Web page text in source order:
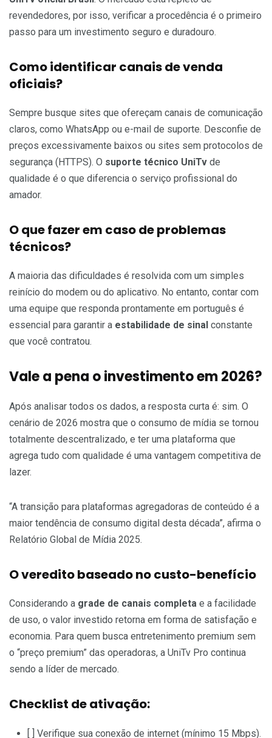
revendedores, por isso, verificar a procedência é o primeiro
passo para um investimento seguro e duradouro.
Como identificar canais de venda
oficiais?
Sempre busque sites que ofereçam canais de comunicação
claros, como WhatsApp ou e-mail de suporte. Desconfie de
preços excessivamente baixos ou sites sem protocolos de
segurança (HTTPS). O suporte técnico UniTv de
qualidade é o que diferencia o serviço profissional do
amador.
O que fazer em caso de problemas
técnicos?
A maioria das dificuldades é resolvida com um simples
reinício do modem ou do aplicativo. No entanto, contar com
uma equipe que responda prontamente em português é
essencial para garantir a estabilidade de sinal constante
que você contratou.
Vale a pena o investimento em 2026?
Após analisar todos os dados, a resposta curta é: sim. O
cenário de 2026 mostra que o consumo de mídia se tornou
totalmente descentralizado, e ter uma plataforma que
agrega tudo com qualidade é uma vantagem competitiva de
lazer.
“A transição para plataformas agregadoras de conteúdo é a
maior tendência de consumo digital desta década”, afirma o
Relatório Global de Mídia 2025.
O veredito baseado no custo-benefício
Considerando a grade de canais completa e a facilidade
de uso, o valor investido retorna em forma de satisfação e
economia. Para quem busca entretenimento premium sem
o “preço premium” das operadoras, a UniTv Pro continua
sendo a líder de mercado.
Checklist de ativação:
[ ] Verifique sua conexão de internet (mínimo 15 Mbps).